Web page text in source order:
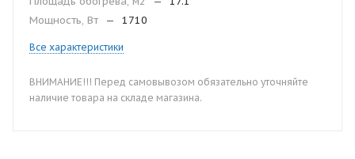
Мощность, Вт
— 1710
Все характеристики
ВНИМАНИЕ!!! Перед самовывозом обязательно уточняйте
наличие товара на складе магазина.